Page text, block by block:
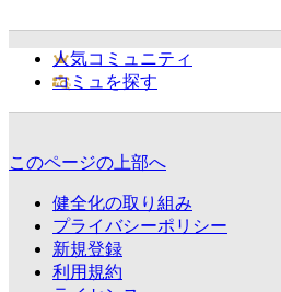
人気コミュニティ
コミュを探す
このページの上部へ
健全化の取り組み
プライバシーポリシー
新規登録
利用規約